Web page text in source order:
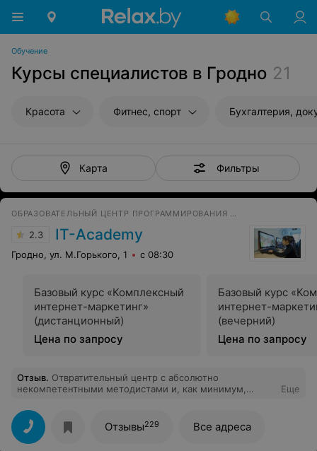
Обучение
Курсы специалистов в Гродно 21
Красота Фитнес, спорт Бухгалтерия,
Карта Фильтры
ОБРАЗОВАТЕЛЬНЫЙ ЦЕНТР ПРОГРАММИРОВАНИЯ И ВЫСОКИХ ТЕХНОЛОГИЙ
2.3 IT-Academy
Гродно, ул. М.Горького, 1 с 08:30
Базовый курс «Комплексный
интернет-маркетинг»
(дистанционный)
Цена по запросу
Базовый курс
интернет-
(вечерний)
Цена по запросу
Отзыв. Отвратительный центр с абсолютно
некомпетентными методистами и, как минимум,
ваши нервы, время и деньги, настоятельно не
рекомендую этот центр. Уровень сервиса 0, уровень
преподавателей 50/50 - как повезет.
Еще
Отзывы229 Все адреса